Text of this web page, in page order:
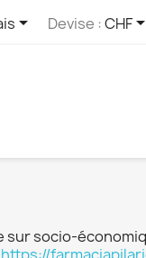
 Devise :CHF
socio-
https://